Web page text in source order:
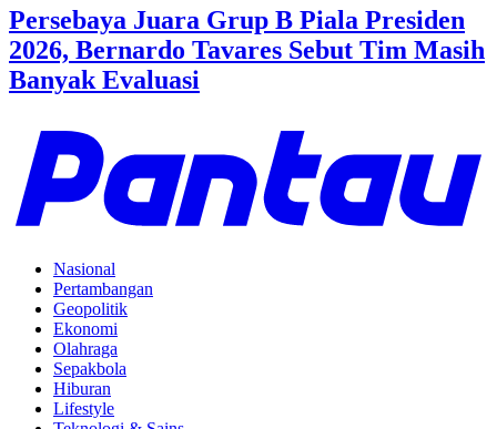
Persebaya Juara Grup B Piala Presiden
2026, Bernardo Tavares Sebut Tim Masih
Banyak Evaluasi
Nasional
Pertambangan
Geopolitik
Ekonomi
Olahraga
Sepakbola
Hiburan
Lifestyle